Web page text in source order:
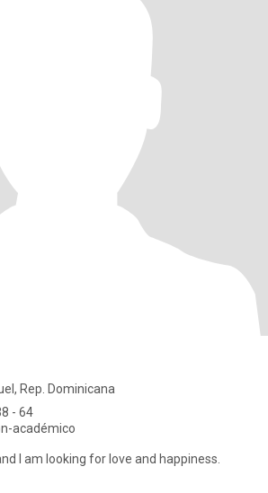
Rep. Dominicana
- 64
académico
I am looking for love and happiness.